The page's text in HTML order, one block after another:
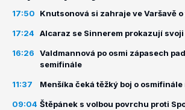
17:50 Knutsonová si zahraje ve Varšavě
17:24 Alcaraz se Sinnerem prokazují
16:26
Valdmannová po osmi zápasech
semifinále
11:37 Menšíka čeká těžký boj o osmifinále
09:04 Štěpánek s volbou povrchu proti